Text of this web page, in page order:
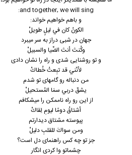
and together, we will sing:
و باهم خواهیم خواند:
الكونُ كان في ليلٍ طويلْ
جهان در شبی دراز به سر میبرد
وكُنتَ أنتَ الضِّيا والسبيلْ
و تو روشنایی شدی و راه را نشان دادی
لأنّني قد تبِعتُ خُطاكْ
من دنباله رو گامهای تو شدم
يشقّ دربي سمَا المُستحيلْ
از این رو راه ناممکن را میشکافم
أشتاقُ دومًا ليومِ لِقاكْ
پیوسته مشتاق دیدارتم
ومن سواكَ للقلبِ دليلْ
جز تو چه کس راهنمای دل است؟
چشماتو وا کردی انگار